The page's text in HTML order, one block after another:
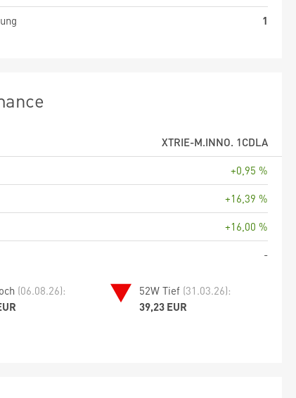
1
XTRIE-M.INNO. 1CDLA
+0,95 %
+16,39 %
+16,00 %
-
(06.08.26):
52W Tief (31.03.26):
39,23 EUR